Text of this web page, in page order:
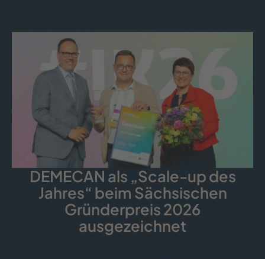
DEMECAN als „Scale-up des
Jahres“ beim Sächsischen
Gründerpreis 2026
ausgezeichnet